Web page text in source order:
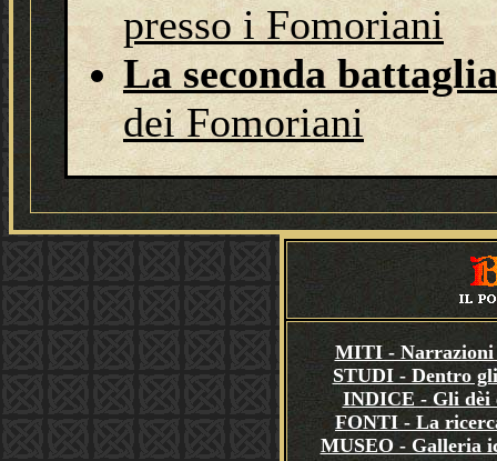
presso i Fomoriani
La seconda
dei Fomoriani
MITI - Narrazioni
STUDI - Dentro
INDICE - Gli dèi
FONTI - La
MUSEO - Galleria